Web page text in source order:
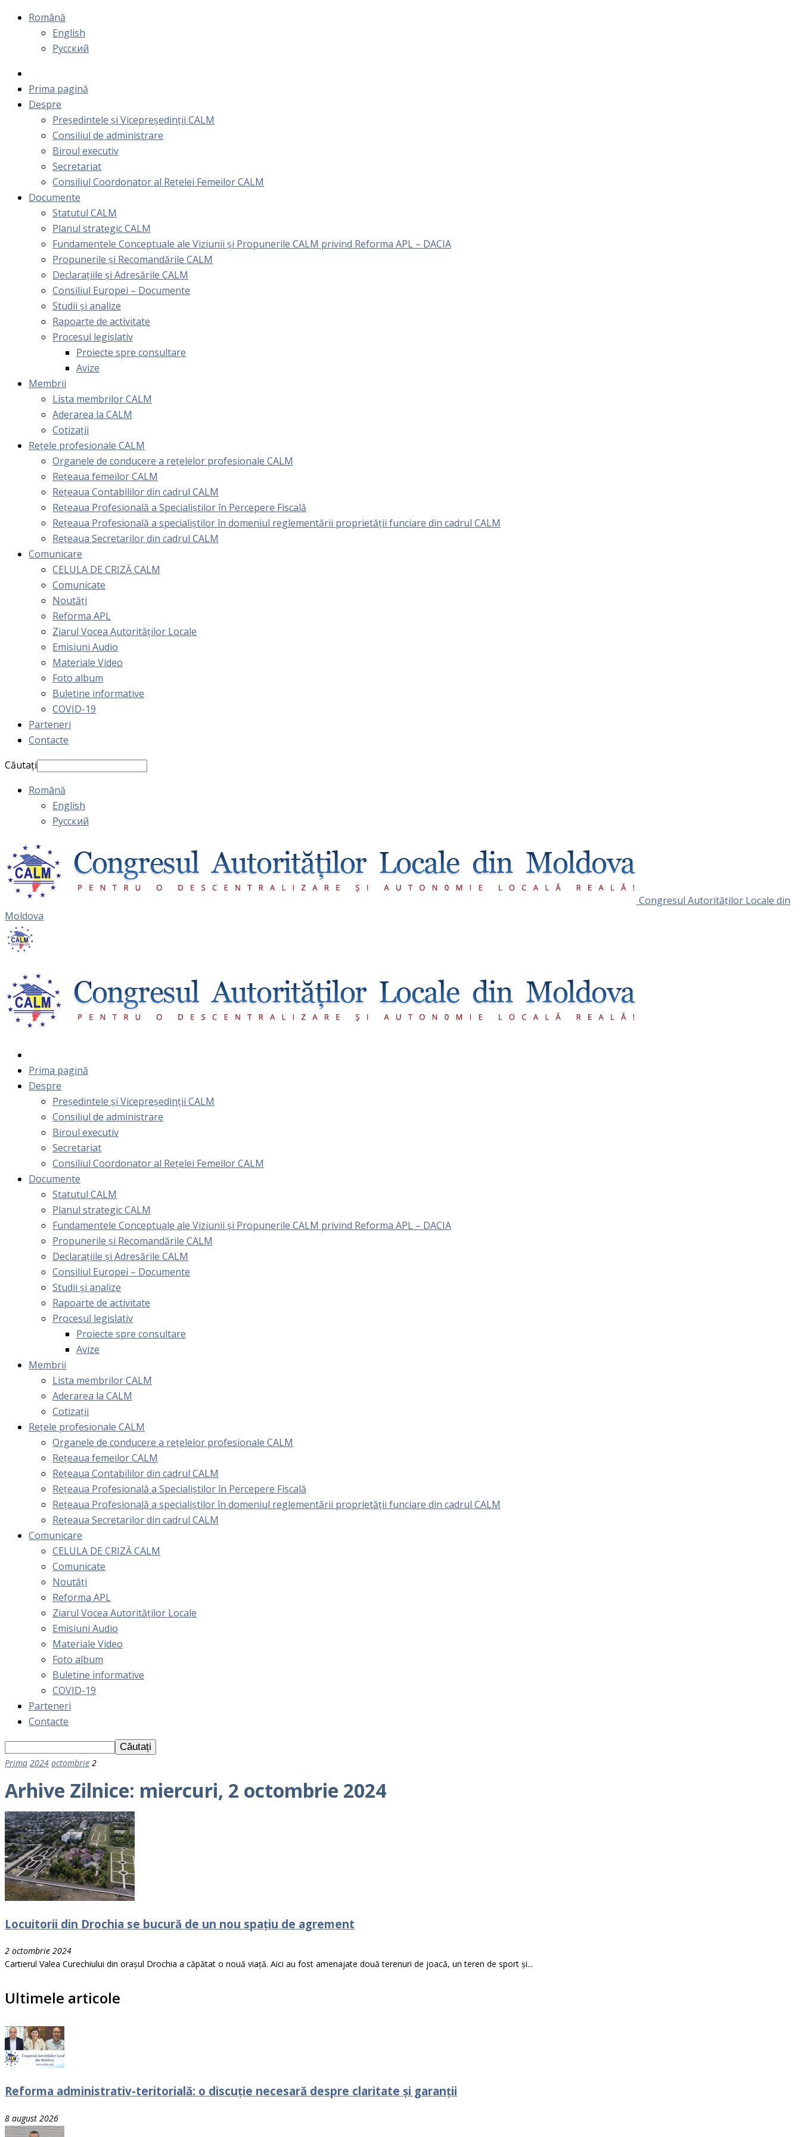
Română
English
Русский
Prima pagină
Despre
Președintele și Vicepreședinții CALM
Consiliul de administrare
Biroul executiv
Secretariat
Consiliul Coordonator al Rețelei Femeilor CALM
Documente
Statutul CALM
Planul strategic CALM
Fundamentele Conceptuale ale Viziunii și Propunerile CALM privind Reforma APL – DACIA
Propunerile și Recomandările CALM
Declarațiile și Adresările CALM
Consiliul Europei – Documente
Studii și analize
Rapoarte de activitate
Procesul legislativ
Proiecte spre consultare
Avize
Membrii
Lista membrilor CALM
Aderarea la CALM
Cotizaţii
Rețele profesionale CALM
Organele de conducere a rețelelor profesionale CALM
Rețeaua femeilor CALM
Rețeaua Contabililor din cadrul CALM
Rețeaua Profesională a Specialiștilor în Percepere Fiscală
Reţeaua Profesională a specialiştilor în domeniul reglementării proprietăţii funciare din cadrul CALM
Rețeaua Secretarilor din cadrul CALM
Comunicare
CELULA DE CRIZĂ CALM
Comunicate
Noutăți
Reforma APL
Ziarul Vocea Autorităților Locale
Emisiuni Audio
Materiale Video
Foto album
Buletine informative
COVID-19
Parteneri
Contacte
Căutați
Română
English
Русский
Congresul Autorităţilor Locale din
Moldova
Prima pagină
Despre
Președintele și Vicepreședinții CALM
Consiliul de administrare
Biroul executiv
Secretariat
Consiliul Coordonator al Rețelei Femeilor CALM
Documente
Statutul CALM
Planul strategic CALM
Fundamentele Conceptuale ale Viziunii și Propunerile CALM privind Reforma APL – DACIA
Propunerile și Recomandările CALM
Declarațiile și Adresările CALM
Consiliul Europei – Documente
Studii și analize
Rapoarte de activitate
Procesul legislativ
Proiecte spre consultare
Avize
Membrii
Lista membrilor CALM
Aderarea la CALM
Cotizaţii
Rețele profesionale CALM
Organele de conducere a rețelelor profesionale CALM
Rețeaua femeilor CALM
Rețeaua Contabililor din cadrul CALM
Rețeaua Profesională a Specialiștilor în Percepere Fiscală
Reţeaua Profesională a specialiştilor în domeniul reglementării proprietăţii funciare din cadrul CALM
Rețeaua Secretarilor din cadrul CALM
Comunicare
CELULA DE CRIZĂ CALM
Comunicate
Noutăți
Reforma APL
Ziarul Vocea Autorităților Locale
Emisiuni Audio
Materiale Video
Foto album
Buletine informative
COVID-19
Parteneri
Contacte
Prima 2024 octombrie 2
Arhive Zilnice: miercuri, 2 octombrie 2024
Locuitorii din Drochia se bucură de un nou spațiu de agrement
2 octombrie 2024
Cartierul Valea Curechiului din orașul Drochia a căpătat o nouă viață. Aici au fost amenajate două terenuri de joacă, un teren de sport și...
Ultimele articole
Reforma administrativ-teritorială: o discuție necesară despre claritate și garanții
8 august 2026